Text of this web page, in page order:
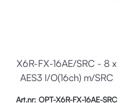
X6R-FX-16AE/SRC - 8 x
AES3 I/O(16ch) m/SRC
Art.nr: OPT-X6R-FX-16AE-SRC